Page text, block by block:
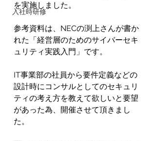
入社時研修
を実施しました。
参考資料は、NECの渕上さんが書か
れた「経営層のためのサイバーセキ
ュリティ実践入門」です。
IT事業部の社員から要件定義などの
設計時にコンサルとしてのセキュリ
ティの考え方を教えて欲しいと要望
があった為、開催させて頂きまし
た。